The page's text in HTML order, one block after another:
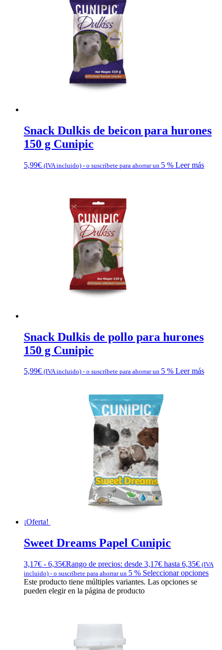
Snack Dulkis de beicon para hurones
150 g Cunipic
5,99€ (IVA incluido) - o suscríbete para ahorrar un 5 % Leer más
Snack Dulkis de pollo para hurones
150 g Cunipic
5,99€ (IVA incluido) - o suscríbete para ahorrar un 5 % Leer más
¡Oferta!
Sweet Dreams Papel Cunipic
3,17€ - 6,35€Rango de precios: desde 3,17€ hasta 6,35€ (IVA
incluido) - o suscríbete para ahorrar un 5 % Seleccionar opciones
Este producto tiene múltiples variantes. Las opciones se
pueden elegir en la página de producto